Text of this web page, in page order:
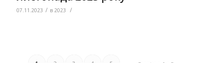
07.11.2023 / в 2023 /